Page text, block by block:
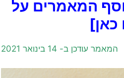
המאמרים על
המאמר עודכן ב- 14 בינואר 2021